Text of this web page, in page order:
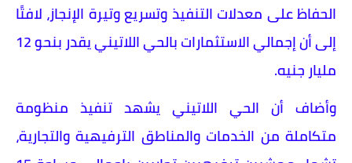
الحفاظ على معدلات التنفيذ وتسريع وتيرة الإنجاز، لافتًا
إلى أن إجمالي الاستثمارات بالحي اللاتيني يقدر بنحو 12
مليار جنيه.
وأضاف أن الحي اللاتيني يشهد تنفيذ منظومة
متكاملة من الخدمات والمناطق الترفيهية والتجارية،